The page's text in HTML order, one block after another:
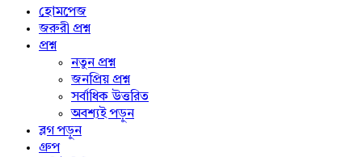
menu
হোমপেজ
জরুরী প্রশ্ন
প্রশ্ন
নতুন প্রশ্ন
জনপ্রিয় প্রশ্ন
সর্বাধিক উত্তরিত
অবশ্যই পড়ুন
ব্লগ পড়ুন
গ্রুপ